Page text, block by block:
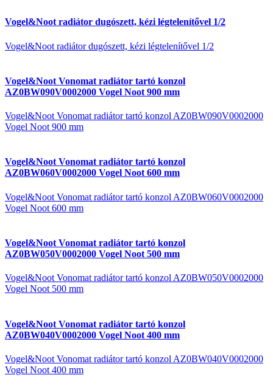
Vogel&Noot radiátor dugószett, kézi légtelenítővel 1/2
Vogel&Noot radiátor dugószett, kézi légtelenítővel 1/2
Vogel&Noot Vonomat radiátor tartó konzol
AZ0BW090V0002000 Vogel Noot 900 mm
Vogel&Noot Vonomat radiátor tartó konzol AZ0BW090V0002000
Vogel Noot 900 mm
Vogel&Noot Vonomat radiátor tartó konzol
AZ0BW060V0002000 Vogel Noot 600 mm
Vogel&Noot Vonomat radiátor tartó konzol AZ0BW060V0002000
Vogel Noot 600 mm
Vogel&Noot Vonomat radiátor tartó konzol
AZ0BW050V0002000 Vogel Noot 500 mm
Vogel&Noot Vonomat radiátor tartó konzol AZ0BW050V0002000
Vogel Noot 500 mm
Vogel&Noot Vonomat radiátor tartó konzol
AZ0BW040V0002000 Vogel Noot 400 mm
Vogel&Noot Vonomat radiátor tartó konzol AZ0BW040V0002000
Vogel Noot 400 mm